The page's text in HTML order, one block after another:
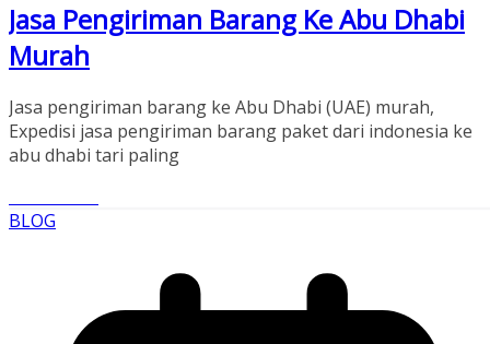
Jasa Pengiriman Barang Ke Abu Dhabi
Murah
Jasa pengiriman barang ke Abu Dhabi (UAE) murah,
Expedisi jasa pengiriman barang paket dari indonesia ke
abu dhabi tari paling
BLOG